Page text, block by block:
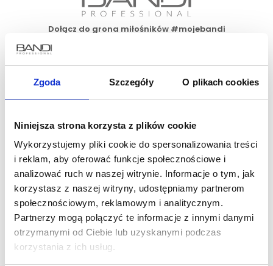
Zgoda Szczegóły O plikach cookies
Niniejsza strona korzysta z plików cookie
Wykorzystujemy pliki cookie do spersonalizowania treści
i reklam, aby oferować funkcje społecznościowe i
analizować ruch w naszej witrynie. Informacje o tym, jak
korzystasz z naszej witryny, udostępniamy partnerom
społecznościowym, reklamowym i analitycznym.
Partnerzy mogą połączyć te informacje z innymi danymi
otrzymanymi od Ciebie lub uzyskanymi podczas
korzystania z ich usług.
Dołącz do grona miłośników #mojebandi
O firmie
o nas
kontakt
Gdzie kupić
sklep www